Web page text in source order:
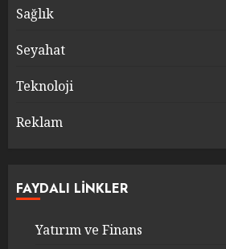
Sağlık
Seyahat
Teknoloji
Reklam
FAYDALI LINKLER
Yatırım ve Finans